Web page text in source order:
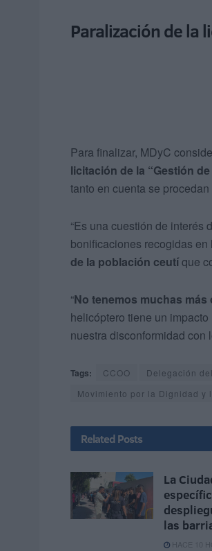
Paralización de la
Para finalizar, MDyC
licitación de la “Gestión
tanto en cuenta se
“Es una cuestión de
bonificaciones recogidas
de la población ceutíque
“No tenemos muchas
helicóptero tiene un
nuestra disconformidad con
Tags: CCOO Delegación
Movimiento por la Dignidad y
Related Posts
La
las
HACE 10